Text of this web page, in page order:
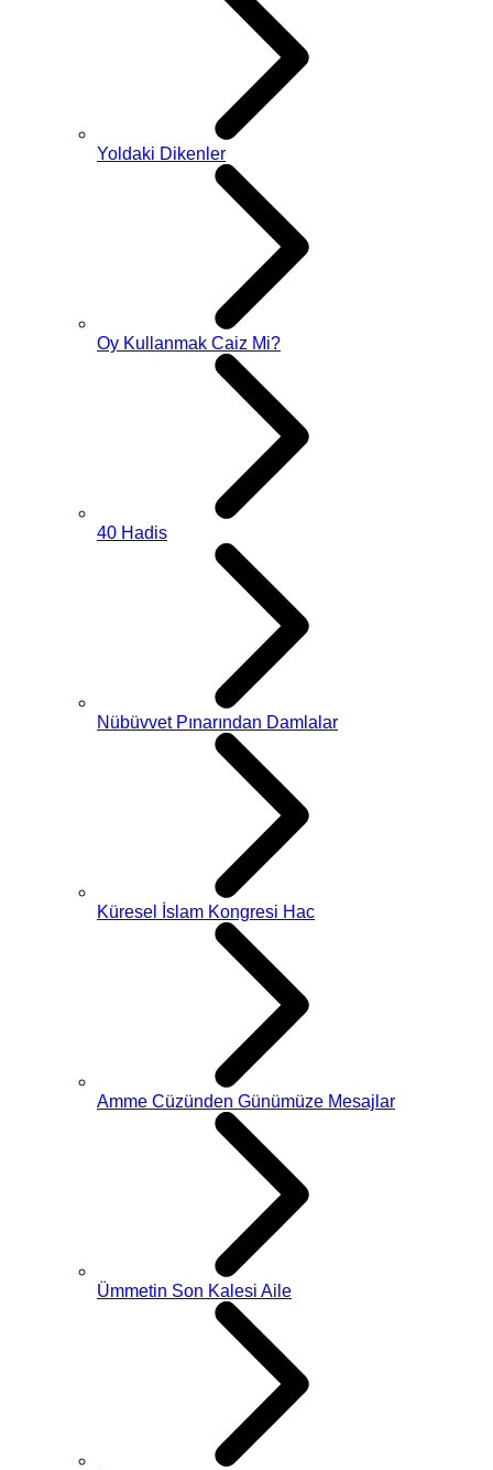
Yoldaki Dikenler
Oy Kullanmak Caiz Mi?
40 Hadis
Nübüvvet Pınarından Damlalar
Küresel İslam Kongresi Hac
Amme Cüzünden Günümüze Mesajlar
Ümmetin Son Kalesi Aile